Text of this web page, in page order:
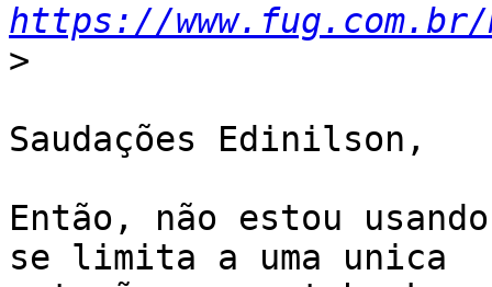
https://
>
Saudações Edinilson,
Então, não estou
se limita a uma unica